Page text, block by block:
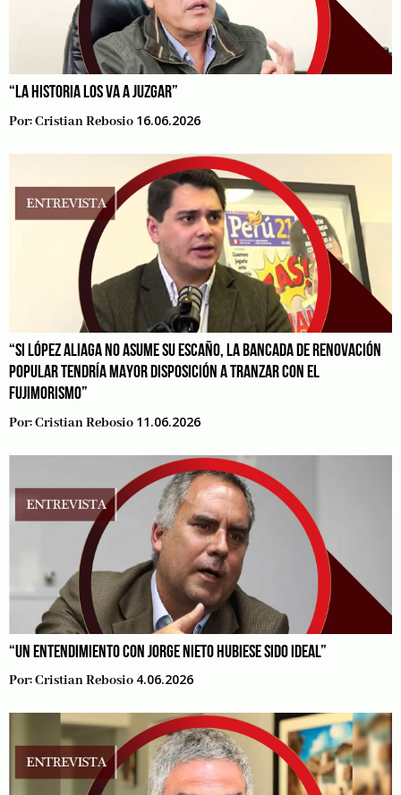
“LA HISTORIA LOS VA A JUZGAR”
Por:Cristian Rebosio 16.06.2026
“SI LÓPEZ ALIAGA NO ASUME SU ESCAÑO, LA BANCADA DE RENOVACIÓN
POPULAR TENDRÍA MAYOR DISPOSICIÓN A TRANZAR CON EL
FUJIMORISMO”
Por:Cristian Rebosio 11.06.2026
“UN ENTENDIMIENTO CON JORGE NIETO HUBIESE SIDO IDEAL”
Por:Cristian Rebosio 4.06.2026